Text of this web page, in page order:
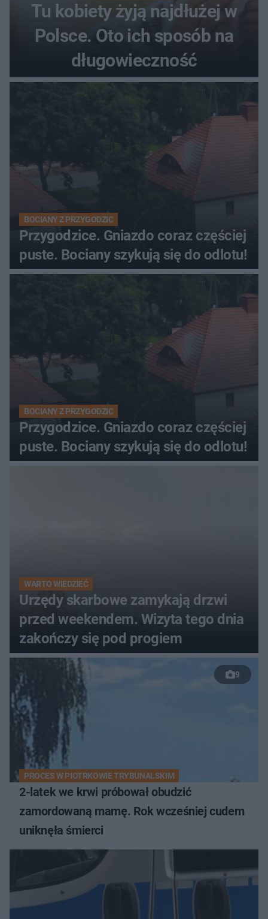
Tu kobiety żyją najdłużej w
Polsce. Oto ich sposób na
długowieczność
BOCIANY Z PRZYGODZIC
Przygodzice. Gniazdo coraz częściej
puste. Bociany szykują się do odlotu!
BOCIANY Z PRZYGODZIC
Przygodzice. Gniazdo coraz częściej
puste. Bociany szykują się do odlotu!
WARTO WIEDZIEĆ
Urzędy skarbowe zamykają drzwi
przed weekendem. Wizyta tego dnia
zakończy się pod progiem
9
PROCES W PIOTRKOWIE TRYBUNALSKIM
2-latek we krwi próbował obudzić
zamordowaną mamę. Rok wcześniej cudem
uniknęła śmierci